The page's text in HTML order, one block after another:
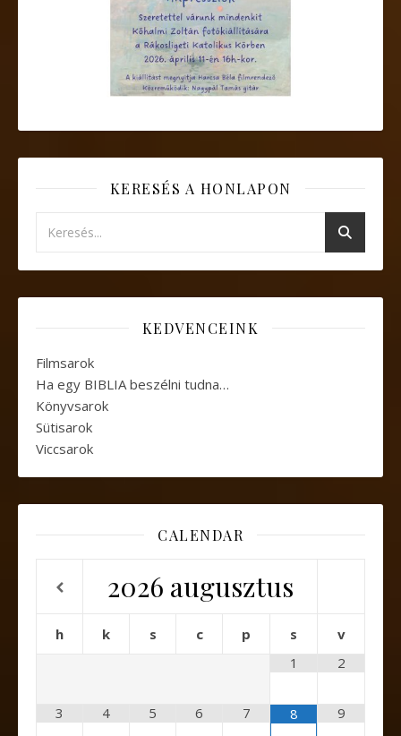
KERESÉS A HONLAPON
KEDVENCEINK
Filmsarok
Ha egy BIBLIA beszélni tudna…
Könyvsarok
Sütisarok
Viccsarok
CALENDAR
2026 augusztus
h k s c p s
v
1
2
3 4 5 6 7 8 9